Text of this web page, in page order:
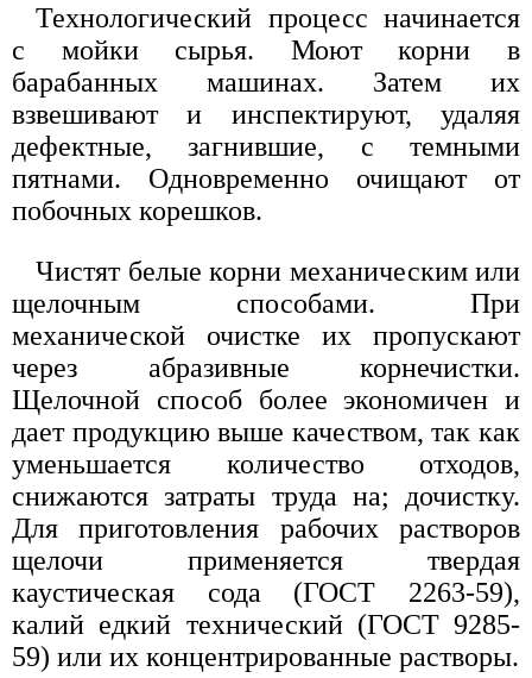
Технологический процесс начинается
с мойки сырья. Моют корни в
барабанных машинах. Затем их
взвешивают и инспектируют, удаляя
дефектные, загнившие, с темными
пятнами. Одновременно очищают от
побочных корешков.
Чистят белые корни механическим или
щелочным способами. При
механической очистке их пропускают
через абразивные корнечистки.
Щелочной способ более экономичен и
дает продукцию выше качеством, так как
уменьшается количество отходов,
снижаются затраты труда на; дочистку.
Для приготовления рабочих растворов
щелочи применяется твердая
каустическая сода (ГОСТ 2263-59),
калий едкий технический (ГОСТ 9285-
59) или их концентрированные растворы.